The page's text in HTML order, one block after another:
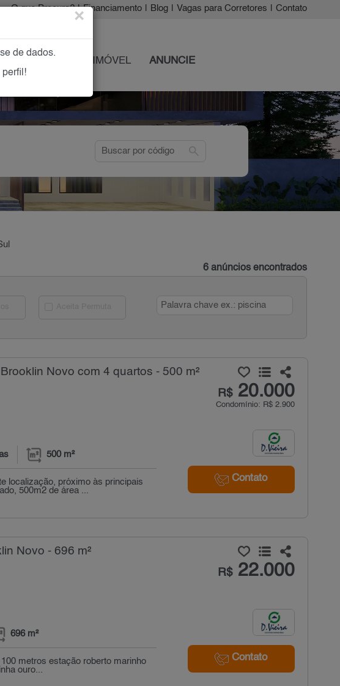
O que Procura? | Financiamento Blog Vagas para Corretores Contato
OFEREÇA SEU IMÓVEL ANUNCIE
search
6 anúncios encontrados
Novo com 4 quartos - 500 m²
R$20.000
Condomínio: R$ 2.900
Contato
500 m²
localização, próximo às principais
500m2 de área ...
Novo - 696 m²
R$22.000
Contato
696 m²
metros estação roberto marinho
ouro...
×
de dados.
perfil!